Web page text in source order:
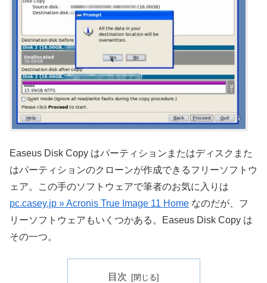
Easeus Disk Copy はパーティションまたはディスクまた
はパーティションのクローンが作成できるフリーソフトウ
ェア。この手のソフトウェアで筆者のお気に入りは
pc.casey.jp » Acronis True Image 11 Home なのだが、フ
リーソフトウェアもいくつかある。Easeus Disk Copy は
その一つ。
目次